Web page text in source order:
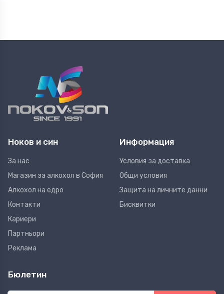
Ноков и син
За нас
Магазин за алкохол в София
Алкохол на едро
Контакти
Кариери
Партньори
Реклама
Информация
Условия за доставка
Общи условия
Защита на личните данни
Бисквитки
Бюлетин